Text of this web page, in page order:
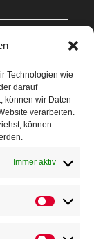
Technologien wie
darauf
können wir Daten
verarbeiten.
können
Immer aktiv